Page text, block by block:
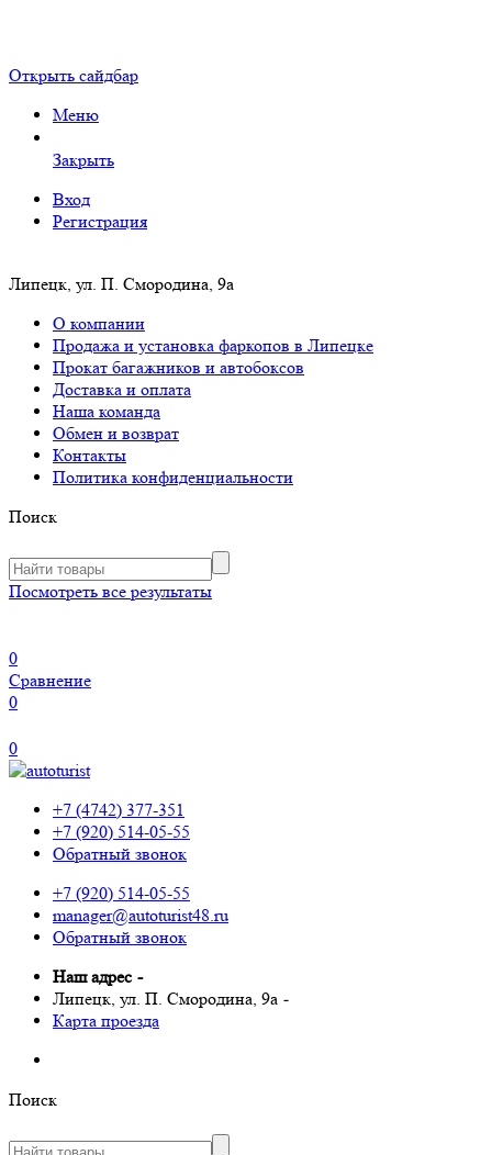
Открыть сайдбар
Меню
Закрыть
Вход
Регистрация
Липецк, ул. П. Смородина, 9а
О компании
Продажа и установка фаркопов в Липецке
Прокат багажников и автобоксов
Доставка и оплата
Наша команда
Обмен и возврат
Контакты
Политика конфиденциальности
Поиск
Посмотреть все результаты
0
Сравнение
0
0
+7 (4742) 377-351
+7 (920) 514-05-55
Обратный звонок
+7 (920) 514-05-55
manager@autoturist48.ru
Обратный звонок
Наш адрес -
Липецк, ул. П. Смородина, 9а -
Карта проезда
Поиск